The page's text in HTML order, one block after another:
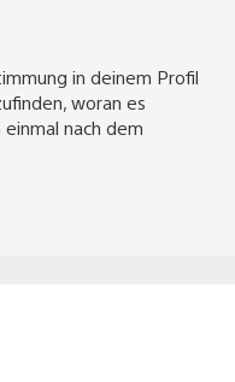
in deinem Profil
woran es
nach dem